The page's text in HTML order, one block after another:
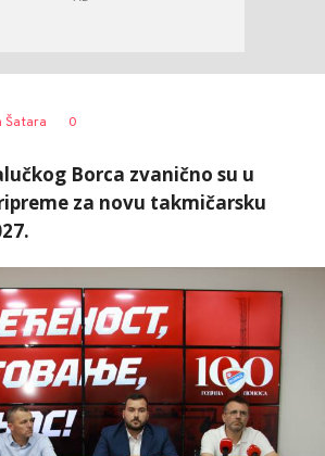
Šatara 0
Borca zvanično su u
za novu takmičarsku